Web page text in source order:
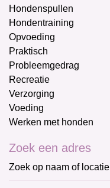
Hondenspullen
Hondentraining
Opvoeding
Praktisch
Probleemgedrag
Recreatie
Verzorging
Voeding
Werken met honden
Zoek een adres
Zoek op naam of locatie